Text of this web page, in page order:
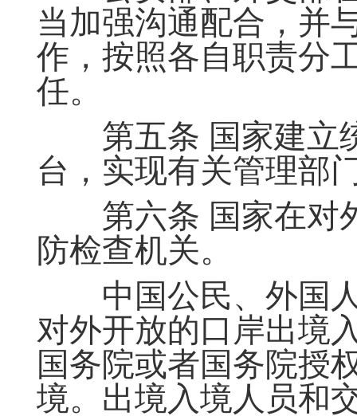
当加强沟通配合，并
作，按照各自职责分
任。
第五条 国家建立
台，实现有关管理部
第六条 国家在对
防检查机关。
中国公民、外国人
对外开放的口岸出境
国务院或者国务院授
境。出境入境人员和